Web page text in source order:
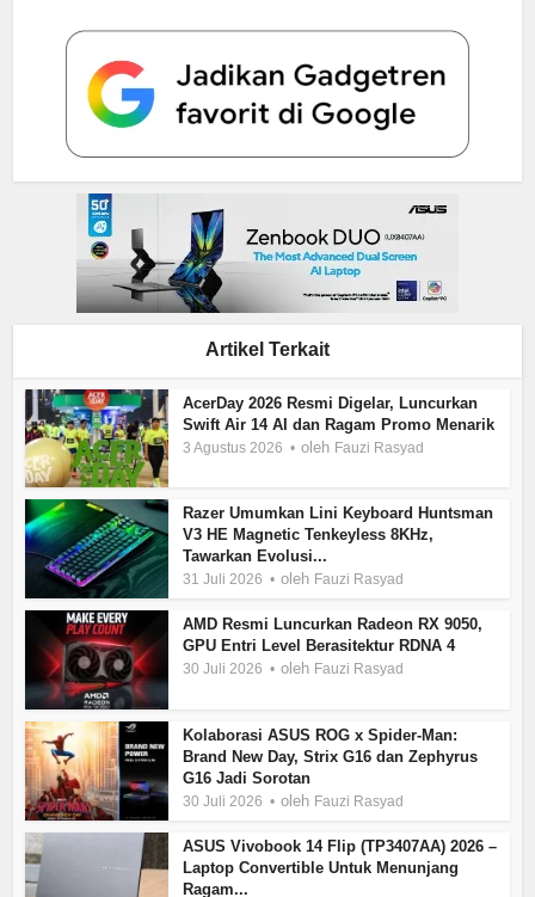
Artikel Terkait
AcerDay 2026 Resmi Digelar, Luncurkan
Swift Air 14 AI dan Ragam Promo Menarik
3 Agustus 2026 oleh Fauzi Rasyad
Razer Umumkan Lini Keyboard Huntsman
V3 HE Magnetic Tenkeyless 8KHz,
Tawarkan Evolusi...
31 Juli 2026 oleh Fauzi Rasyad
AMD Resmi Luncurkan Radeon RX 9050,
GPU Entri Level Berasitektur RDNA 4
30 Juli 2026 oleh Fauzi Rasyad
Kolaborasi ASUS ROG x Spider-Man:
Brand New Day, Strix G16 dan Zephyrus
G16 Jadi Sorotan
30 Juli 2026 oleh Fauzi Rasyad
ASUS Vivobook 14 Flip (TP3407AA) 2026 –
Laptop Convertible Untuk Menunjang
Ragam...